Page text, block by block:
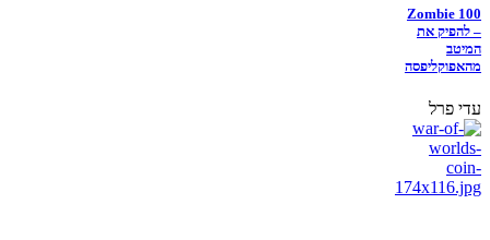
Zombie 100
– להפיק את
המיטב
מהאפוקליפסה
עדי פרל